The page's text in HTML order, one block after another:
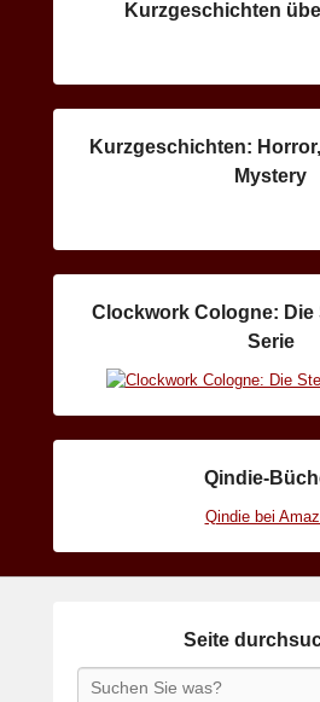
Kurzgeschichten
Kurzgeschichten:
Mystery
Clockwork Cologne: Die
Serie
Qindie-
Qindie bei
Seite
Search